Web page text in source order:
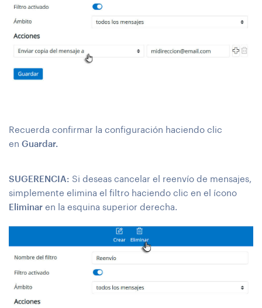
Recuerda confirmar la configuración haciendo clic
en Guardar.
SUGERENCIA: Si deseas cancelar el reenvío de mensajes,
simplemente elimina el filtro haciendo clic en el ícono
Eliminar en la esquina superior derecha.